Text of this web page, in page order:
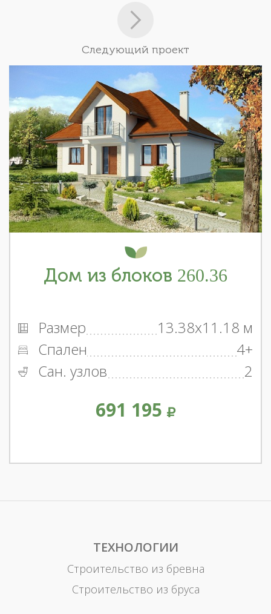
Следующий проект
Дом из блоков 260.36
Размер
13.38x11.18 м
Спален
4+
Сан. узлов
2
691 195
ТЕХНОЛОГИИ
Строительство из бревна
Строительство из бруса